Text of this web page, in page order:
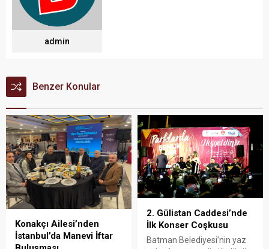
admin
Benzer Konular
Konakçı Ailesi’nden
İstanbul’da Manevi İftar
2. Gülistan Caddesi’nde
İlk Konser Coşkusu
Batman Belediyesi’nin yaz